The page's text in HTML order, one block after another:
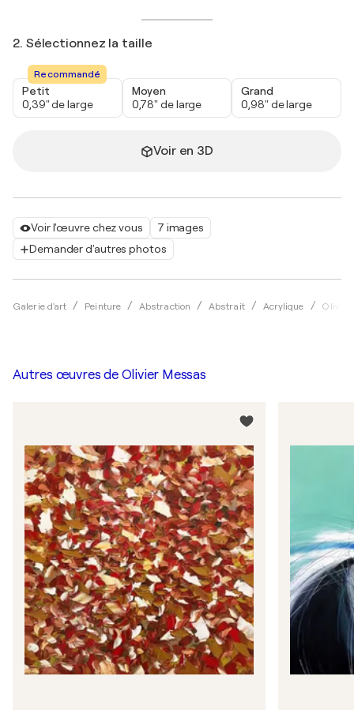
Voir l'œuvre chez vous
7 images
Demander d'autres photos
Galerie d'art Peinture Abstraction Abstrait Acrylique Olivier
2. Sélectionnez la taille
Recommandé
Petit
0,39" de large
Moyen
0,78" de large
Grand
0,98" de large
Voir en 3D
Autres œuvres de Olivier Messas